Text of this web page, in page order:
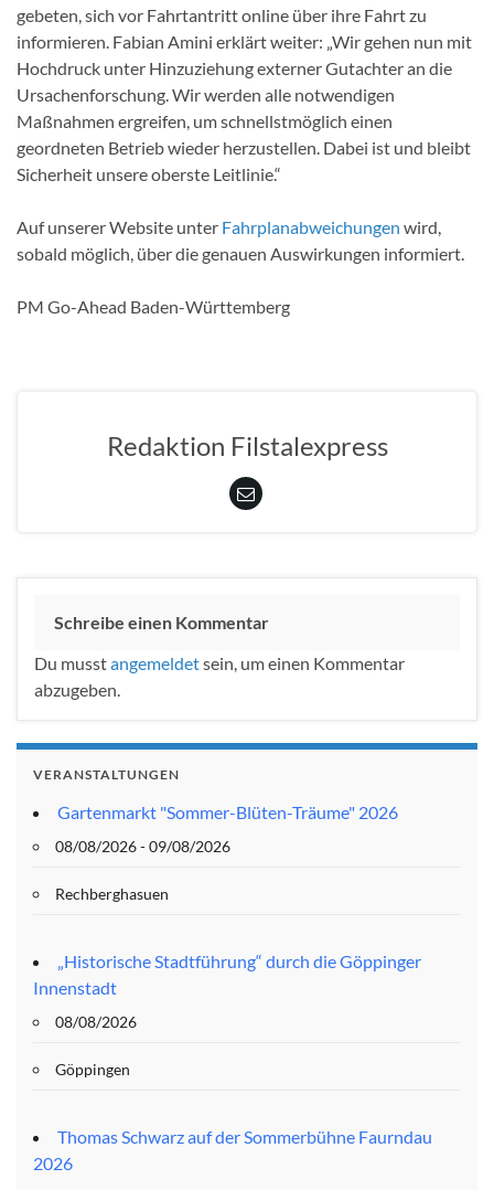
gebeten, sich vor Fahrtantritt online über ihre Fahrt zu
informieren. Fabian Amini erklärt weiter: „Wir gehen nun mit
Hochdruck unter Hinzuziehung externer Gutachter an die
Ursachenforschung. Wir werden alle notwendigen
Maßnahmen ergreifen, um schnellstmöglich einen
geordneten Betrieb wieder herzustellen. Dabei ist und bleibt
Sicherheit unsere oberste Leitlinie.“
Auf unserer Website unter Fahrplanabweichungen wird,
sobald möglich, über die genauen Auswirkungen informiert.
PM Go-Ahead Baden-Württemberg
Redaktion Filstalexpress
Schreibe einen Kommentar
Du musstangemeldetsein, um einen Kommentar
abzugeben.
VERANSTALTUNGEN
Gartenmarkt "Sommer-Blüten-Träume" 2026
08/08/2026 - 09/08/2026
Rechberghasuen
„Historische Stadtführung“ durch die Göppinger
Innenstadt
08/08/2026
Göppingen
Thomas Schwarz auf der Sommerbühne Faurndau
2026